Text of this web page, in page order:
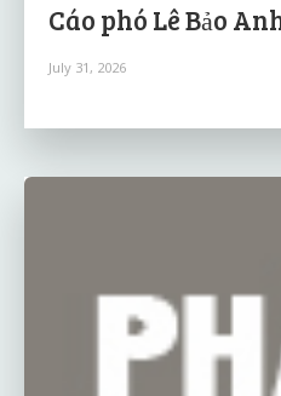
Cáo phó Lê Bảo
July 31, 2026